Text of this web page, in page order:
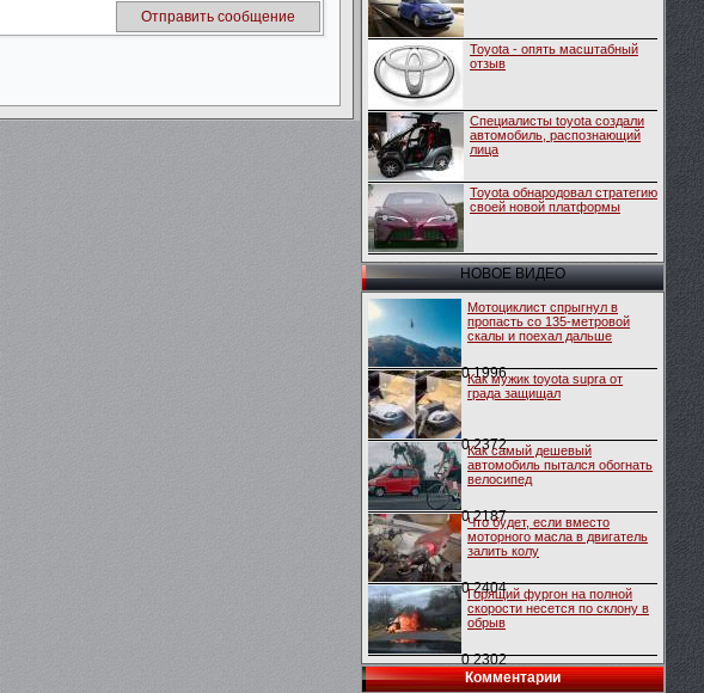
Toyota - опять масштабный
отзыв
Специалисты toyota создали
автомобиль, распознающий
лица
Toyota обнародовал стратегию
своей новой платформы
НОВОЕ ВИДЕО
Мотоциклист спрыгнул в
пропасть со 135-метровой
скалы и поехал дальше
0 1996
Как мужик toyota supra от
града защищал
0 2372
Как самый дешевый
автомобиль пытался обогнать
велосипед
0 2187
Что будет, если вместо
моторного масла в двигатель
залить колу
0 2404
Горящий фургон на полной
скорости несется по склону в
обрыв
0 2302
Комментарии